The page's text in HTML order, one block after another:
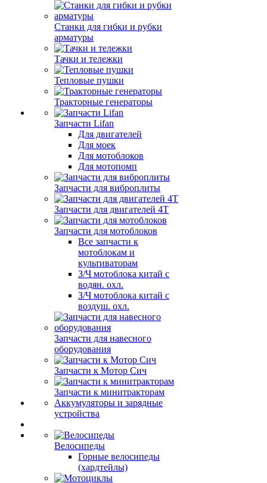
Станки для гибки и рубки
арматуры
Тачки и тележки
Тепловые пушки
Тракторные генераторы
Запчасти Lifan
Для двигателей
Для моек
Для мотоблоков
Для мотопомп
Запчасти для виброплиты
Запчасти для двигателей 4Т
Запчасти для мотоблоков
Все запчасти к
мотоблокам и
культиваторам
З/Ч мотоблока китай с
водян. охл.
З/Ч мотоблока китай с
воздуш. охл.
Запчасти для навесного
оборудования
Запчасти к Мотор Сич
Запчасти к минитракторам
Аккумуляторы и зарядные
устройства
Велосипеды
Горные велосипеды
(хардтейлы)